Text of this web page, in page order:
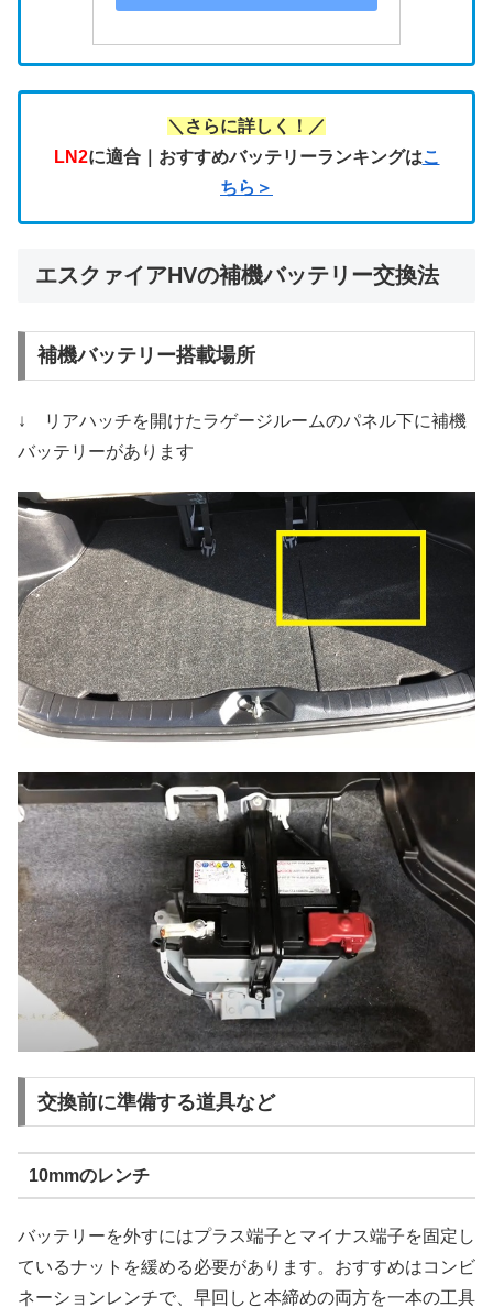
＼さらに詳しく！／
LN2に適合｜おすすめバッテリーランキングはこ
ちら＞
エスクァイアHVの補機バッテリー交換法
補機バッテリー搭載場所
↓ リアハッチを開けたラゲージルームのパネル下に補機
バッテリーがあります
交換前に準備する道具など
10mmのレンチ
バッテリーを外すにはプラス端子とマイナス端子を固定し
ているナットを緩める必要があります。おすすめはコンビ
ネーションレンチで、早回しと本締めの両方を一本の工具